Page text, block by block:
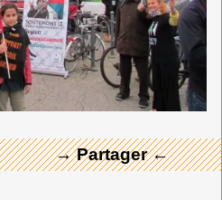
→ Partager ←
← Merci ! →